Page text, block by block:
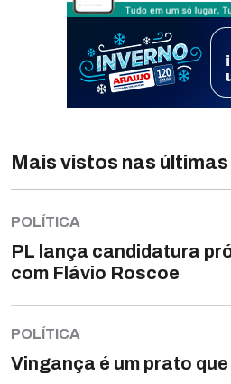
Mais vistos nas
POLÍTICA
PL lança candidatura
com Flávio Roscoe
POLÍTICA
Vingança é um prato